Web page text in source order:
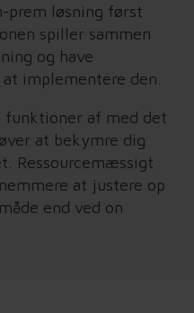
prem løsning først
spiller sammen
og have
implementere den.
funktioner af med det
at bekymre dig
Ressourcemæssigt
at justere op
end ved on